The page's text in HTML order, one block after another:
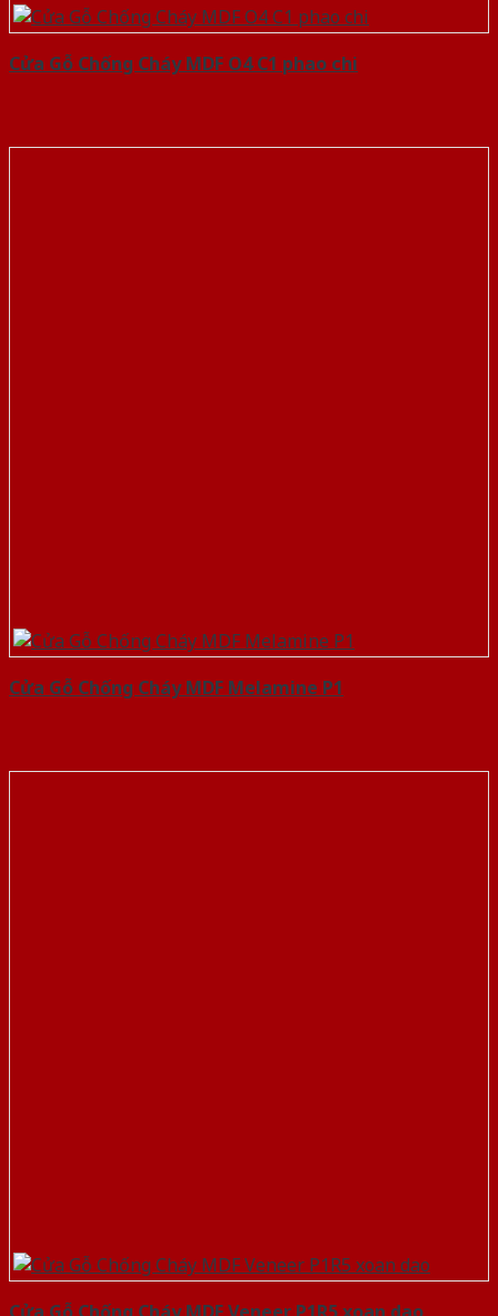
Cửa Gỗ Chống Cháy MDF O4 C1 phao chi
Cửa Gỗ Chống Cháy MDF Melamine P1